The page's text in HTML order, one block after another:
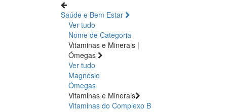
Saúde e Bem Estar
Ver tudo
Nome de Categoria
Vitaminas e Minerais |
Ómegas
Ver tudo
Magnésio
Ómegas
Vitaminas e Minerais
Vitaminas do Complexo B